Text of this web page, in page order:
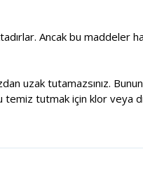
Ancak bu maddeler
uzak tutamazsınız.
tutmak için klor veya